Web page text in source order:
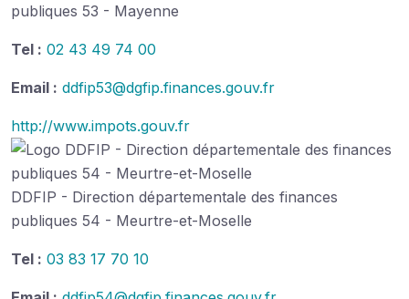
publiques 53 - Mayenne
Tel : 02 43 49 74 00
Email : ddfip53@dgfip.finances.gouv.fr
http://www.impots.gouv.fr
DDFIP - Direction départementale des finances
publiques 54 - Meurtre-et-Moselle
Tel : 03 83 17 70 10